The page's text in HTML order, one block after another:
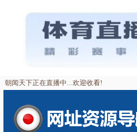
朝闻天下正在直播中...欢迎收看!